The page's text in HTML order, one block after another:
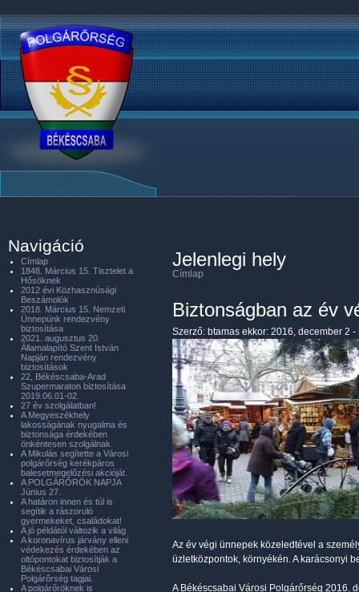
Jelenlegi hely
Címlap
Biztonságban az év
Szerző: btamas ekkor: 2016, december 2 -
Az év végi ünnepek közeledtével a
üzletközpontok, környékén. A karácsonyi
A Békéscsabai Városi Polgárőrség 2016.
Navigáció
Címlap
1848. Március 15. Tisztelet a
Hősöknek
2012 évi Közhasznúsági
Beszámolók
2018. Március 15. Nemzeti
Ünnepünk rendezvény
biztosítása
2021. augusztus 20.
Államalapító Szent István
Napján rendezvény
biztosítások
22, Békéscsaba-Arad
Szupermaraton biztosítása
2019.06.01-02.
27 év szolgálatban!
A Megyeszékhely
lakosságának nyugalma és
biztonsága érdekében
önkéntesen szolgálnak.
A Mikulás segítette a Városi
polgárőrség kerékpáros
balesetmegelőzési akcióját.
A POLGÁRŐRÖK NAPJA
Június 27.
A határon innen és túl is
segítik a rászoruló
gyermekeket, családokat!
A jó példától változik a világ
A koronavírus járvány elleni
védekezés érdekében az
oltópontokat biztosítják a
Békéscsabai Városi
Polgárőrség tagjai.
A polgárőröknek is